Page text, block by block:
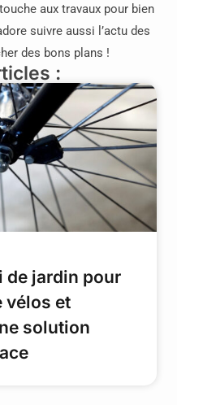
aux travaux pour bien
suivre aussi l’actu des
des bons plans !
:
de jardin pour
vélos et
solution